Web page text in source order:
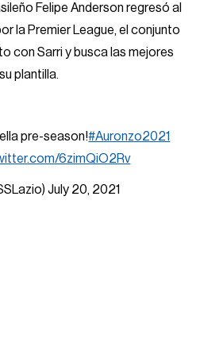
Felipe Anderson regresó al
la Premier League, el conjunto
con Sarri y busca las mejores
plantilla.
pre-season!#Auronzo2021
6zimQiO2Rv
July 20, 2021